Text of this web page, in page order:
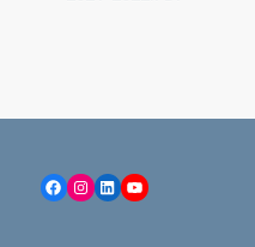
Facebook
Instagram
LinkedInYouTube